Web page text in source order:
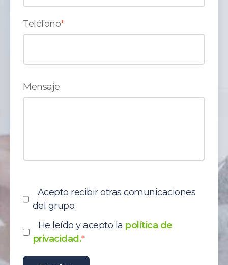
Teléfono*
Mensaje
Acepto recibir otras comunicaciones
del grupo.
He leído y acepto la política de
privacidad.*